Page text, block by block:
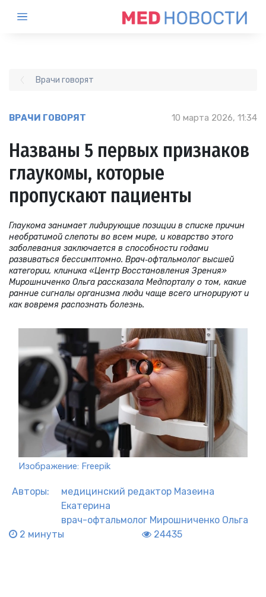
Врачи говорят
ВРАЧИ ГОВОРЯТ 10 марта 2026, 11:34
Названы 5 первых признаков
глаукомы, которые
пропускают пациенты
Глаукома занимает лидирующие позиции в списке причин
необратимой слепоты во всем мире, и коварство этого
заболевания заключается в способности годами
развиваться бессимптомно. Врач‑офтальмолог высшей
категории, клиника «Центр Восстановления Зрения»
Мирошниченко Ольга рассказала Медпорталу о том, какие
ранние сигналы организма люди чаще всего игнорируют и
как вовремя распознать болезнь.
Изображение: Freepik
Авторы: медицинский редактор Мазеина
Екатерина
врач-офтальмолог Мирошниченко Ольга
2 минуты
24435